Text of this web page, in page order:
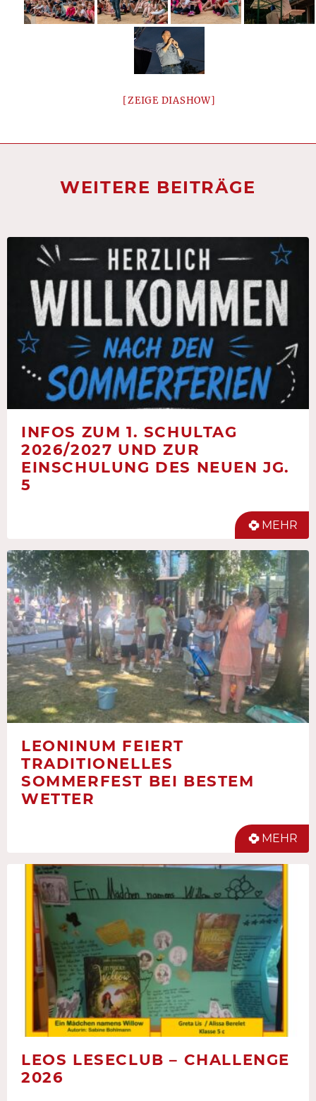
[ZEIGE DIASHOW]
WEITERE BEITRÄGE
INFOS ZUM 1. SCHULTAG
2026/2027 UND ZUR
EINSCHULUNG DES NEUEN JG.
5
MEHR
LEONINUM FEIERT
TRADITIONELLES
SOMMERFEST BEI BESTEM
WETTER
MEHR
LEOS LESECLUB – CHALLENGE
2026